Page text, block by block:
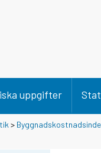
uppgifter
>